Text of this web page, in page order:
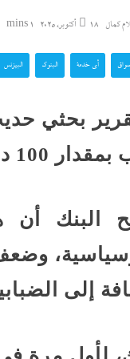
كمال 18 أكتوبر، 2025 1 mins
أي خدمة البنوك البيزنس
بحثي
مقارنة بالتقديرات السابقة.
البنك أن
إلى